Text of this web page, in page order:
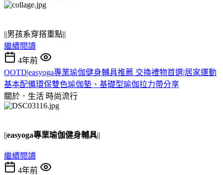
||男孩系穿搭重點||
繼續閱讀
4年前
OOTD|easyoga專業瑜伽健身輔具推薦 交換禮物首選|居家運動
基本配備環保雙色瑜伽墊、基礎型瑜伽拉力帶分享
關於．生活 時尚流行
||easyoga專業瑜伽健身輔具||
繼續閱讀
4年前